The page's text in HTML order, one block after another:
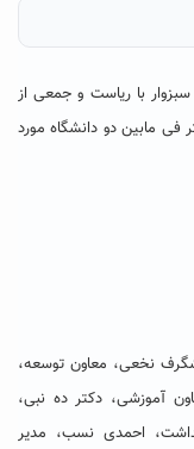
با ریاست و جمعی از
فی مابین دو دانشگاه مورد
نخعی، معاون توسعه،
آموزشی، دکتر ده نبی،
احمدی نسب، مدیر